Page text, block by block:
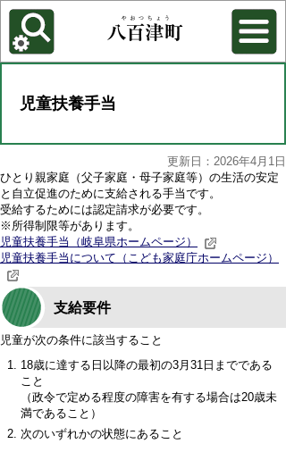
各種機能
背景色を変更する
児童扶養手当
更新日：2026年4月1日
ひとり親家庭（父子家庭・母子家庭等）の生活の安定
と自立促進のために支給される手当です。
受給するためには認定請求が必要です。
※所得制限等があります。
児童扶養手当（岐阜県ホームページ）
児童扶養手当について（こども家庭庁ホームページ）
支給要件
児童が次の条件に該当すること
18歳に達する日以降の最初の3月31日までである
こと
（政令で定める程度の障害を有する場合は20歳未
満であること）
次のいずれかの状態にあること